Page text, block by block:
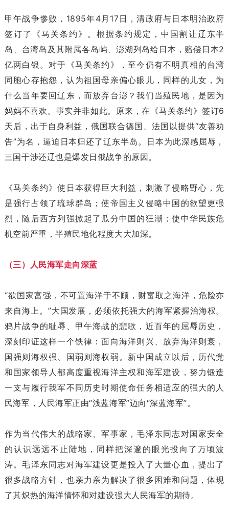
甲午战争惨败，1895年4月17日，清政府与日本明治政府
签订了《马关条约》。根据条约规定，中国割让辽东半
岛、台湾岛及其附属各岛屿、澎湖列岛给日本，赔偿日本2
亿两白银。对于《马关条约》，至今仍有不明真相的台湾
同胞心存抱怨，认为祖国母亲偏心眼儿，同样的儿女，为
什么当年要回辽东，而放弃台澎？我们当殖民地，是因为
妈妈不喜欢。事实并非如此。原来，在《马关条约》签订6
天后，出于自身利益，俄国联合德国、法国以提供“友善劝
告”为名，逼迫日本归还了辽东半岛。日本为此深感屈辱，
三国干涉还辽也是爆发日俄战争的原因。
《马关条约》使日本获得巨大利益，刺激了侵略野心，先
是强行占领了琉球群岛；使帝国主义侵略中国的欲望更强
烈，随后西方列强掀起了瓜分中国的狂潮；使中华民族危
机空前严重，半殖民地化程度大大加深。
（三）人民海军走向深蓝
“欲国家富强，不可置海洋于不顾，财富取之海洋，危险亦
来自海上。”大国发展，必须依托强大的海军紧握治海权。
鸦片战争的耻辱、甲午海战的悲歌，近百年的屈辱历史，
深刻印证这样一个铁律：面向海洋则兴、放弃海洋则衰，
国强则海权强、国弱则海权弱。新中国成立以后，历代党
和国家领导人都高度重视海洋主权和海军建设，努力锻造
一支与履行我军不同历史时期使命任务相适应的强大的人
民海军，人民海军正由“浅蓝海军”迈向“深蓝海军”。
作为当代伟大的战略家、军事家，毛泽东同志对国家安全
的认识远远不止陆地，同样把深邃的眼光投向了万顷波
涛。毛泽东同志对海军建设更是投入了大量心血，提出了
很多战略方针，也亲力亲为解决了很多困难和问题，体现
了其炽热的海洋情怀和对建设强大人民海军的期待。